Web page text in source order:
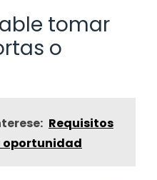
tomar
o
Requisitos
oportunidad